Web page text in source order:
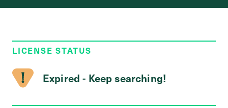
LICENSE STATUS
Expired - Keep searching!